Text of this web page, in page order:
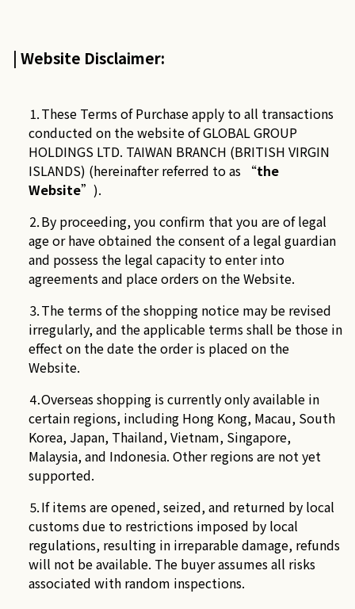
| Website Disclaimer:
⒈These Terms of Purchase apply to all transactions
conducted on the website of GLOBAL GROUP
HOLDINGS LTD. TAIWAN BRANCH (BRITISH VIRGIN
ISLANDS) (hereinafter referred to as “the
Website”).
⒉By proceeding, you confirm that you are of legal
age or have obtained the consent of a legal guardian
and possess the legal capacity to enter into
agreements and place orders on the Website.
⒊The terms of the shopping notice may be revised
irregularly, and the applicable terms shall be those in
effect on the date the order is placed on the
Website.
⒋Overseas shopping is currently only available in
certain regions, including Hong Kong, Macau, South
Korea, Japan, Thailand, Vietnam, Singapore,
Malaysia, and Indonesia. Other regions are not yet
supported.
⒌If items are opened, seized, and returned by local
customs due to restrictions imposed by local
regulations, resulting in irreparable damage, refunds
will not be available. The buyer assumes all risks
associated with random inspections.